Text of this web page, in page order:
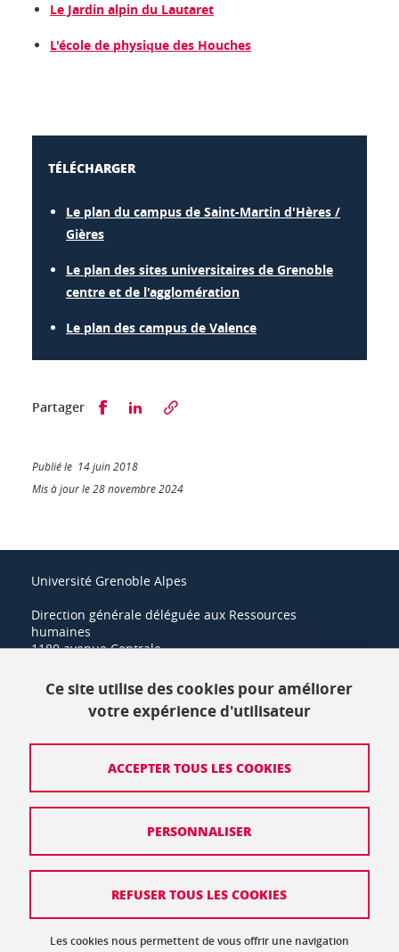
Le Jardin alpin du Lautaret
L'école de physique des Houches
TÉLÉCHARGER
Le plan du campus de Saint-Martin d'Hères /
Gières
Le plan des sites universitaires de Grenoble
centre et de l'agglomération
Le plan des campus de Valence
Partager Partager sur Facebook
Partager sur LinkedIn
Publié le 14 juin 2018
Mis à jour le 28 novembre 2024
Université Grenoble Alpes
Direction générale déléguée aux Ressources
humaines
1180 avenue Centrale
+33 (0)4 57 42 21 42
Mentions légales
Politique de protection des données
Données personnelles
Gestion des cookies
Accessibilité : non conforme
Ce site utilise des cookies pour améliorer
votre expérience d'utilisateur
Les cookies nous permettent de vous offrir une navigation
ACCEPTER TOUS LES COOKIES
REFUSER TOUS LES COOKIES
PERSONNALISER